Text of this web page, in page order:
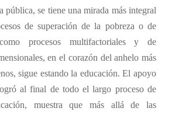
pública, se tiene una mirada más integral
de superación de la pobreza o de
procesos multifactoriales y de
en el corazón del anhelo más
sigue estando la educación. El apoyo
al final de todo el largo proceso de
muestra que más allá de las